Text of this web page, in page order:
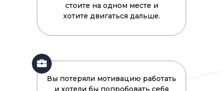
стоите на одном месте и
хотите двигаться дальше.
Вы потеряли мотивацию работать
и хотели бы попробовать себя